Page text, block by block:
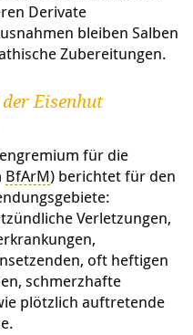
Derivate
bleiben Salben
Zubereitungen.
Eisenhut
für die
BfArM) berichtet für den
Verletzungen,
oft heftigen
schmerzhafte
plötzlich auftretende